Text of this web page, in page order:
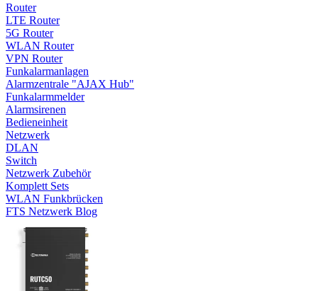
Router
LTE Router
5G Router
WLAN Router
VPN Router
Funkalarmanlagen
Alarmzentrale "AJAX Hub"
Funkalarmmelder
Alarmsirenen
Bedieneinheit
Netzwerk
DLAN
Switch
Netzwerk Zubehör
Komplett Sets
WLAN Funkbrücken
FTS Netzwerk Blog